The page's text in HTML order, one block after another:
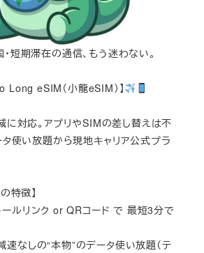
短期滞在の通信、もう迷わない。
Long eSIM（小龍eSIM）】
対応。アプリやSIMの差し替えは不
タ使い放題から現地キャリア公式プラ
特徴】
ールリンク or QRコード で 最短3分で
速なしの“本物”のデータ使い放題（テ